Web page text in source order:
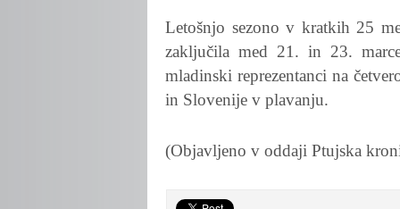
Letošnjo sezono v kratkih 25
zaključila med 21. in 23.
mladinski reprezentanci na
in Slovenije v plavanju.
(Objavljeno v oddaji Ptujska